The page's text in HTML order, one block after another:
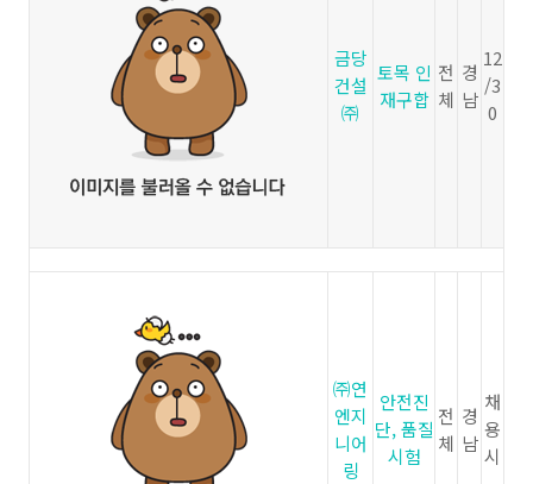
금당
건설
㈜
토목 인
재구합
전
체
경
남
12
/3
0
㈜연
엔지
니어
링
안전진
단, 품질
시험
전
체
경
남
채
용
시